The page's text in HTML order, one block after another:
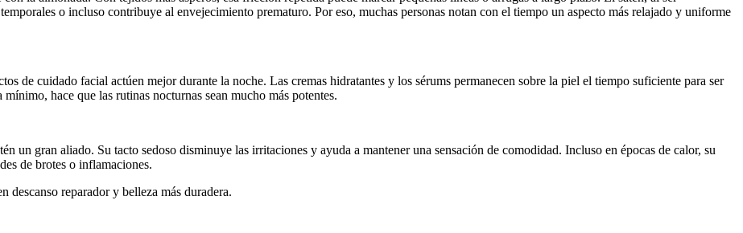
o incluso contribuye al envejecimiento prematuro. Por eso, muchas personas notan con el tiempo un aspecto más relajado y uniforme
de cuidado facial actúen mejor durante la noche. Las cremas hidratantes y los sérums permanecen sobre la piel el tiempo suficiente para ser
hace que las rutinas nocturnas sean mucho más potentes.
un gran aliado. Su tacto sedoso disminuye las irritaciones y ayuda a mantener una sensación de comodidad. Incluso en épocas de calor, su
de brotes o inflamaciones.
descanso reparador y belleza más duradera.